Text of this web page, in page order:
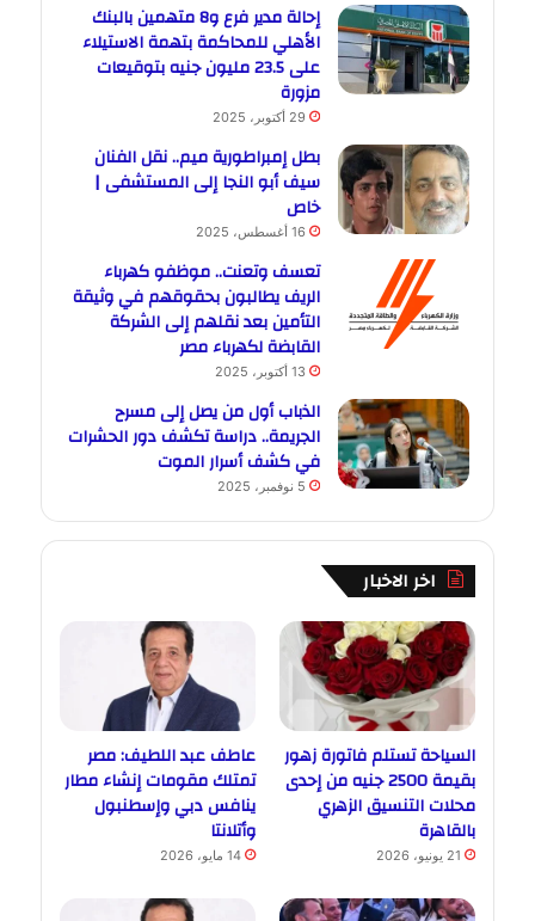
إحالة مدير فرع و8 متهمين بالبنك
الأهلي للمحاكمة بتهمة الاستيلاء
على 23.5 مليون جنيه بتوقيعات
مزورة
29 أكتوبر، 2025
بطل إمبراطورية ميم.. نقل الفنان
سيف أبو النجا إلى المستشفى |
خاص
16 أغسطس، 2025
تعسف وتعنت.. موظفو كهرباء
الريف يطالبون بحقوقهم في وثيقة
التأمين بعد نقلهم إلى الشركة
القابضة لكهرباء مصر
13 أكتوبر، 2025
الذباب أول من يصل إلى مسرح
الجريمة.. دراسة تكشف دور الحشرات
في كشف أسرار الموت
5 نوفمبر، 2025
اخر الاخبار
السياحة تستلم فاتورة زهور
بقيمة 2500 جنيه من إحدى
محلات التنسيق الزهري
بالقاهرة
21 يونيو، 2026
عاطف عبد اللطيف: مصر
تمتلك مقومات إنشاء مطار
ينافس دبي وإسطنبول
وأتلانتا
14 مايو، 2026